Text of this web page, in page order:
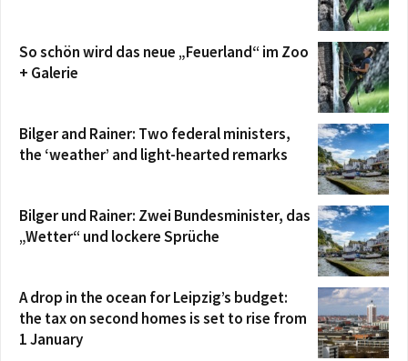
So schön wird das neue „Feuerland“ im Zoo
+ Galerie
Bilger and Rainer: Two federal ministers,
the ‘weather’ and light-hearted remarks
Bilger und Rainer: Zwei Bundesminister, das
„Wetter“ und lockere Sprüche
A drop in the ocean for Leipzig’s budget:
the tax on second homes is set to rise from
1 January